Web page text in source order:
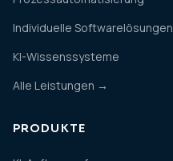
Individuelle Softwarelösungen
KI-Wissenssysteme
Alle Leistungen →
PRODUKTE